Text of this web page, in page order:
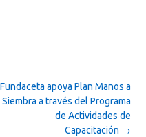
Fundaceta apoya Plan Manos a
Siembra a través del Programa
de Actividades de
Capacitación →